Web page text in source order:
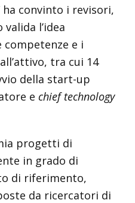
ha convinto i revisori,
l’idea
e i
tra cui 14
della start-up
e chief technology
progetti di
in grado di
di riferimento,
da ricercatori di